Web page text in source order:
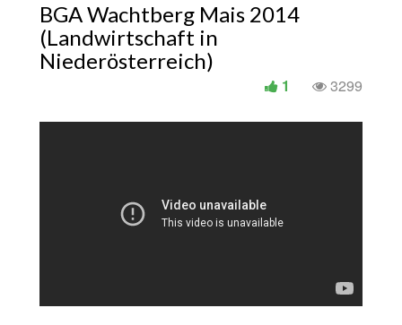
BGA Wachtberg Mais 2014
(Landwirtschaft in
Niederösterreich)
3299
1